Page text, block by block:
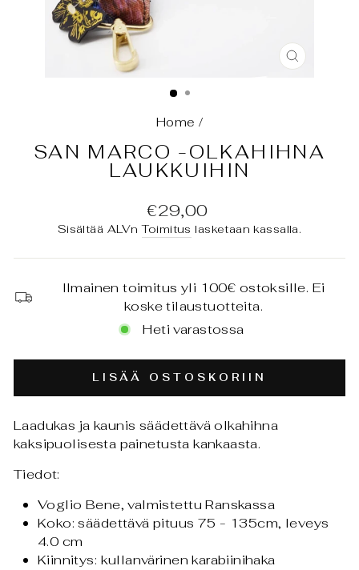
SULJE
Home /
SAN MARCO -OLKAHIHNA
LAUKKUIHIN
Normaali
hinta
€29,00
Sisältää ALVnToimitus lasketaan kassalla.
Ilmainen toimitus yli 100€ ostoksille. Ei
koske tilaustuotteita.
Heti varastossa
LISÄÄ OSTOSKORIIN
Laadukas ja kaunis säädettävä olkahihna
kaksipuolisesta painetusta kankaasta.
Tiedot:
Voglio Bene, valmistettu Ranskassa
Koko: säädettävä pituus 75 - 135cm, leveys
4.0 cm
Kiinnitys: kullanvärinen karabiinihaka